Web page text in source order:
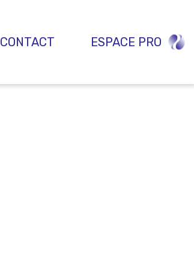
CONTACT ESPACE PRO